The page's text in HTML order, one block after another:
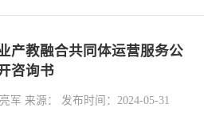
产教融合共同体运营服务公
咨询书
军 来源： 发布时间：2024-05-31